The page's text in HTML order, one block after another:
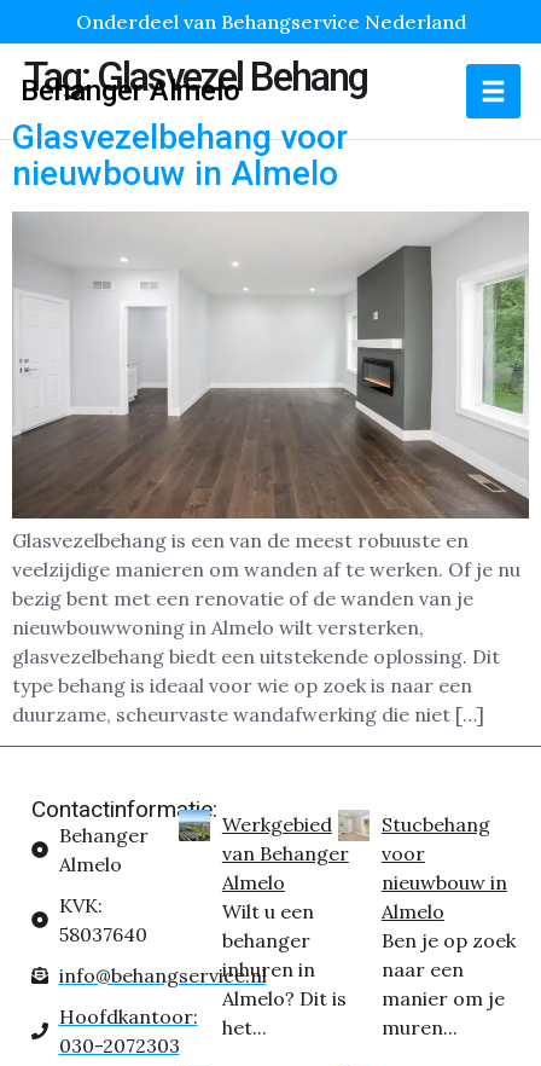
Onderdeel van Behangservice Nederland
Behanger Almelo
Tag:Glasvezel Behang
Glasvezelbehang voor
nieuwbouw in Almelo
Glasvezelbehang is een van de meest robuuste en
veelzijdige manieren om wanden af te werken. Of je nu
bezig bent met een renovatie of de wanden van je
nieuwbouwwoning in Almelo wilt versterken,
glasvezelbehang biedt een uitstekende oplossing. Dit
type behang is ideaal voor wie op zoek is naar een
duurzame, scheurvaste wandafwerking die niet […]
Contactinformatie:
Behanger
Almelo
KVK:
58037640
info@behangservice.nl
Hoofdkantoor:
030-2072303
Werkgebied
van Behanger
Almelo
Wilt u een
behanger
inhuren in
Almelo? Dit is
het...
Stucbehang
voor
nieuwbouw in
Almelo
Ben je op zoek
naar een
manier om je
muren...